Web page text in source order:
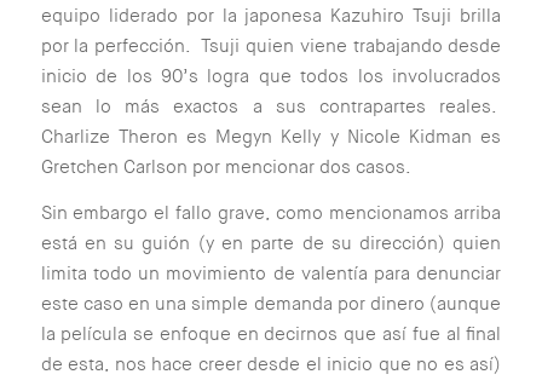
equipo liderado por la japonesa Kazuhiro Tsuji brilla
por la perfección. Tsuji quien viene trabajando desde
inicio de los 90’s logra que todos los involucrados
sean lo más exactos a sus contrapartes reales.
Charlize Theron es Megyn Kelly y Nicole Kidman es
Gretchen Carlson por mencionar dos casos.
Sin embargo el fallo grave, como mencionamos arriba
está en su guión (y en parte de su dirección) quien
limita todo un movimiento de valentía para denunciar
este caso en una simple demanda por dinero (aunque
la película se enfoque en decirnos que así fue al final
de esta, nos hace creer desde el inicio que no es así)